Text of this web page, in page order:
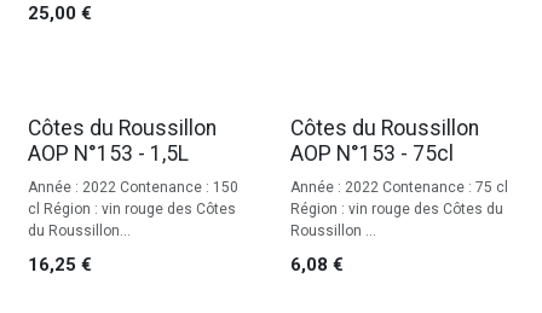
25,00 €
Côtes du Roussillon
AOP N°153 - 1,5L
Année : 2022 Contenance : 150
cl Région : vin rouge des Côtes
du Roussillon...
16,25 €
Côtes du Roussillon
AOP N°153 - 75cl
Année : 2022 Contenance : 75 cl
Région : vin rouge des Côtes du
Roussillon ...
6,08 €